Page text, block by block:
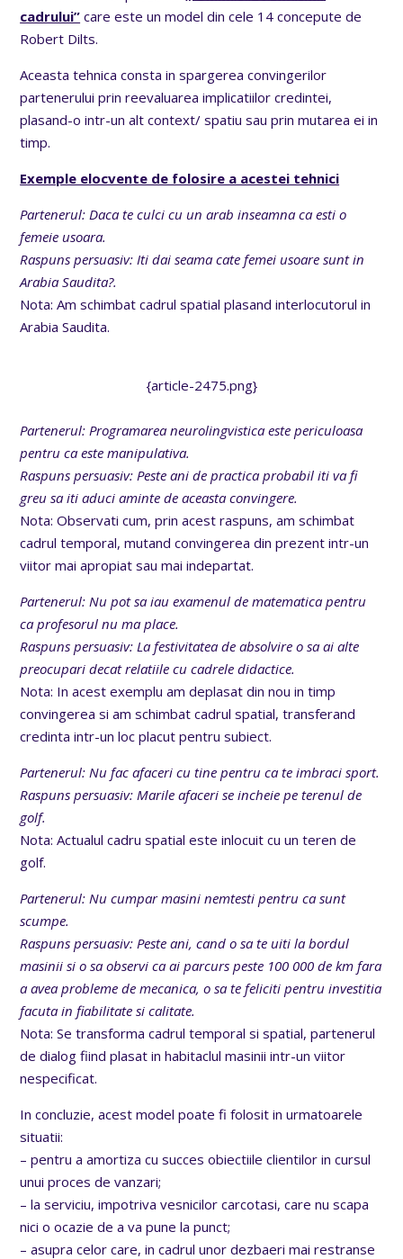
cadrului” care este un model din cele 14 concepute de
Robert Dilts.
Aceasta tehnica consta in spargerea convingerilor
partenerului prin reevaluarea implicatiilor credintei,
plasand-o intr-un alt context/ spatiu sau prin mutarea ei in
timp.
Exemple elocvente de folosire a acestei tehnici
Partenerul: Daca te culci cu un arab inseamna ca esti o
femeie usoara.
Raspuns persuasiv: Iti dai seama cate femei usoare sunt in
Arabia Saudita?.
Nota: Am schimbat cadrul spatial plasand interlocutorul in
Arabia Saudita.
{article-2475.png}
Partenerul: Programarea neurolingvistica este periculoasa
pentru ca este manipulativa.
Raspuns persuasiv: Peste ani de practica probabil iti va fi
greu sa iti aduci aminte de aceasta convingere.
Nota: Observati cum, prin acest raspuns, am schimbat
cadrul temporal, mutand convingerea din prezent intr-un
viitor mai apropiat sau mai indepartat.
Partenerul: Nu pot sa iau examenul de matematica pentru
ca profesorul nu ma place.
Raspuns persuasiv: La festivitatea de absolvire o sa ai alte
preocupari decat relatiile cu cadrele didactice.
Nota: In acest exemplu am deplasat din nou in timp
convingerea si am schimbat cadrul spatial, transferand
credinta intr-un loc placut pentru subiect.
Partenerul: Nu fac afaceri cu tine pentru ca te imbraci sport.
Raspuns persuasiv: Marile afaceri se incheie pe terenul de
golf.
Nota: Actualul cadru spatial este inlocuit cu un teren de
golf.
Partenerul: Nu cumpar masini nemtesti pentru ca sunt
scumpe.
Raspuns persuasiv: Peste ani, cand o sa te uiti la bordul
masinii si o sa observi ca ai parcurs peste 100 000 de km fara
a avea probleme de mecanica, o sa te feliciti pentru investitia
facuta in fiabilitate si calitate.
Nota: Se transforma cadrul temporal si spatial, partenerul
de dialog fiind plasat in habitaclul masinii intr-un viitor
nespecificat.
In concluzie, acest model poate fi folosit in urmatoarele
situatii:
– pentru a amortiza cu succes obiectiile clientilor in cursul
unui proces de vanzari;
– la serviciu, impotriva vesnicilor carcotasi, care nu scapa
nici o ocazie de a va pune la punct;
– asupra celor care, in cadrul unor dezbaeri mai restranse